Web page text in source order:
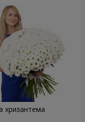
хризантема